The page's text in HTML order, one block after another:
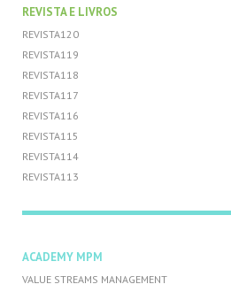
REVISTA E LIVROS
REVISTA120
REVISTA119
REVISTA118
REVISTA117
REVISTA116
REVISTA115
REVISTA114
REVISTA113
ACADEMY MPM
VALUE STREAMS MANAGEMENT